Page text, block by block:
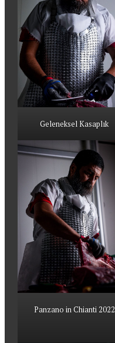
Geleneksel Kasaplık
Panzano in Chianti 2022